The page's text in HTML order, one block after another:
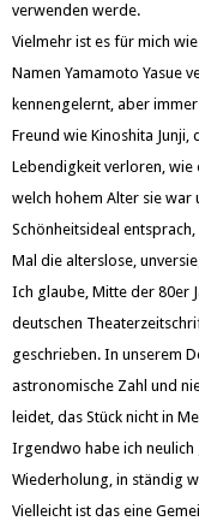
verwenden werde.
Vielmehr ist es für mich
Namen Yamamoto Yasue
kennengelernt, aber
Freund wie Kinoshita Junji,
Lebendigkeit verloren, wie
welch hohem Alter sie war
Schönheitsideal
Mal die alterslose,
Ich glaube, Mitte der 80er
deutschen
geschrieben. In unserem
astronomische Zahl und
leidet, das Stück nicht in
Irgendwo habe ich neulich
Wiederholung, in ständig
Vielleicht ist das eine